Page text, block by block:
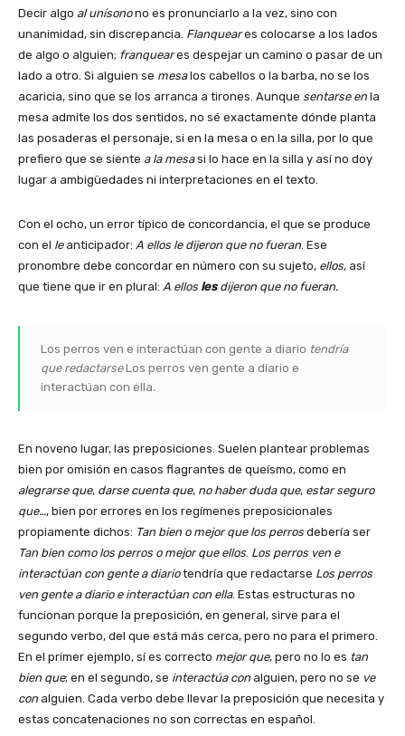
Decir algo al unísonono es pronunciarlo a la vez, sino con
unanimidad, sin discrepancia. Flanqueares colocarse a los lados
de algo o alguien; franqueares despejar un camino o pasar de un
lado a otro. Si alguien se mesalos cabellos o la barba, no se los
acaricia, sino que se los arranca a tirones. Aunque sentarse en la
mesa admite los dos sentidos, no sé exactamente dónde planta
las posaderas el personaje, si en la mesa o en la silla, por lo que
prefiero que se siente a la mesasi lo hace en la silla y así no doy
lugar a ambigüedades ni interpretaciones en el texto.
Con el ocho, un error típico de concordancia, el que se produce
con el leanticipador: A ellos le dijeron que no fueran . Ese
pronombre debe concordar en número con su sujeto, ellos, así
que tiene que ir en plural: A ellos les dijeron que no fueran.
Los perros ven e interactúan con gente a diario tendría
que redactarseLos perros ven gente a diario e
interactúan con ella.
En noveno lugar, las preposiciones. Suelen plantear problemas
bien por omisión en casos flagrantes de queísmo, como en
alegrarse que, darse cuenta que, no haber duda que, estar seguro
que…, bien por errores en los regímenes preposicionales
propiamente dichos: Tan bien o mejor que los perros debería ser
Tan bien como los perros o mejor que ellos Los perros ven e
interactúan con gente a diariotendría que redactarse Los perros
ven gente a diario e interactúan con ella. Estas estructuras no
funcionan porque la preposición, en general, sirve para el
segundo verbo, del que está más cerca, pero no para el primero.
En el primer ejemplo, sí es correcto mejor que, pero no lo es tan
bien que; en el segundo, se interactúa con alguien, pero no se ve
con alguien. Cada verbo debe llevar la preposición que necesita y
estas concatenaciones no son correctas en español.